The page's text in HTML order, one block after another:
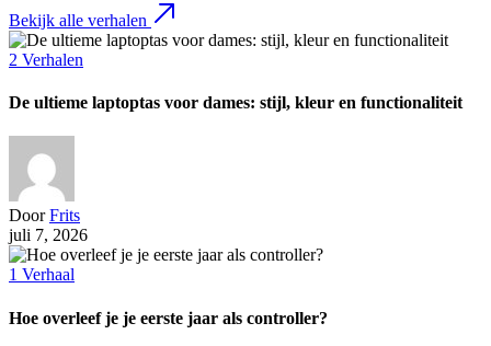
Bekijk alle verhalen
2 Verhalen
De ultieme laptoptas voor dames: stijl, kleur en functionaliteit
Door Frits
juli 7, 2026
1 Verhaal
Hoe overleef je je eerste jaar als controller?